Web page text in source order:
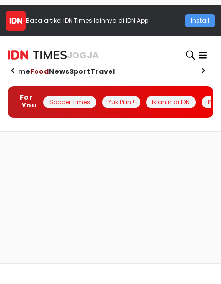
Baca artikel IDN Times lainnya di IDN App Install
JOGJA
HomeFoodNewsSportTravel
For
You
Soccer Times Yuk Pilih ! Iklanin di IDN